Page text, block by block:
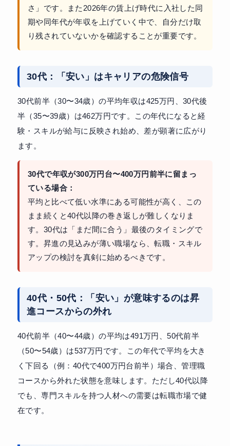
さ」です。また2026年の賃上げ時代に入社した同
期や同年代が年収を上げていく中で、自分だけ取
り残されていないかを確認することが重要です。
30代：「安い」はキャリアの危険信号
30代前半（30〜34歳）の平均年収は425万円、30代後
半（35〜39歳）は462万円です。この年代になると経
験・スキルが給与に反映され始め、差が顕著に広がり
ます。
30代で年収が300万円台〜400万円前半に留まっ
ている場合：
平均と比べて低い水準にある可能性が高く、この
まま続くと40代以降の巻き返しが難しくなりま
す。30代は「まだ間に合う」最後のタイミングで
す。昇進の見込みが薄い職場なら、転職・スキル
アップの検討を真剣に始めるべきです。
40代・50代：「安い」が意味するのは昇
進コースからの外れ
40代前半（40〜44歳）の平均は491万円、50代前半
（50〜54歳）は537万円です。この年代で平均を大き
く下回る（例：40代で400万円台前半）場合、管理職
コースから外れた状態を意味します。ただし40代以降
でも、専門スキルを持つ人材への需要は転職市場で健
在です。